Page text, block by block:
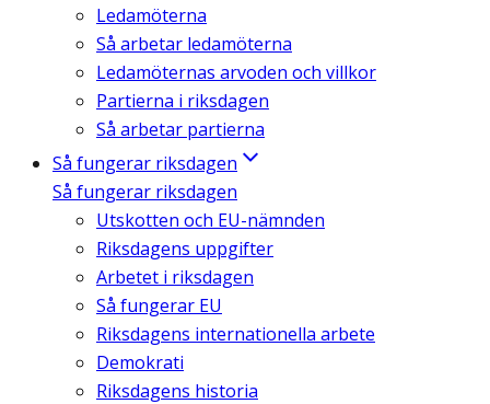
Ledamöterna
Så arbetar ledamöterna
Ledamöternas arvoden och villkor
Partierna i riksdagen
Så arbetar partierna
Så fungerar riksdagen
Så fungerar riksdagen
Utskotten och EU-nämnden
Riksdagens uppgifter
Arbetet i riksdagen
Så fungerar EU
Riksdagens internationella arbete
Demokrati
Riksdagens historia